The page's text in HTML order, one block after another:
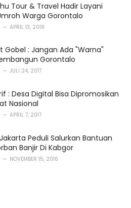
Tour & Travel Hadir Layani
Warga Gorontalo
APRIL 13, 2018
Gobel : Jangan Ada "Warna"
Gorontalo
JULI 24, 2017
: Desa Digital Bisa Dipromosikan
Nasional
APRIL 7, 2017
Jakarta Peduli Salurkan Bantuan
Banjir Di Kabgor
NOVEMBER 15, 2016